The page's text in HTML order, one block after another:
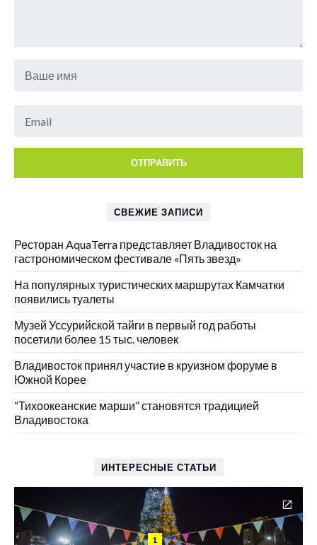
СВЕЖИЕ ЗАПИСИ
Ресторан AquaTerra представляет Владивосток на
гастрономическом фестивале «Пять звезд»
На популярных туристических маршрутах Камчатки
появились туалеты
Музей Уссурийской тайги в первый год работы
посетили более 15 тыс. человек
Владивосток принял участие в круизном форуме в
Южной Корее
“Тихоокеанские марши” становятся традицией
Владивостока
ИНТЕРЕСНЫЕ СТАТЬИ
1